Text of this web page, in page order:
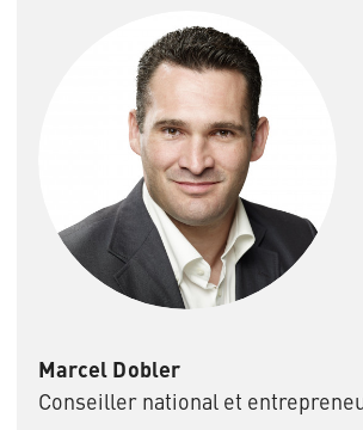
Marcel Dobler
Conseiller national et